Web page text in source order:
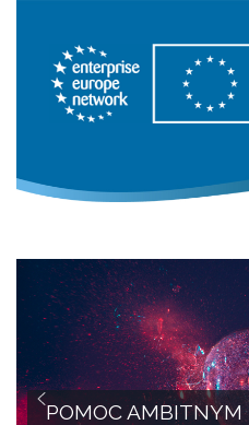
Enterprise Europe Network
POMOC AMBITNYM